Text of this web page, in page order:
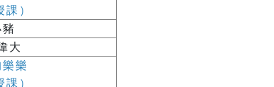
課）
大
樂
課）